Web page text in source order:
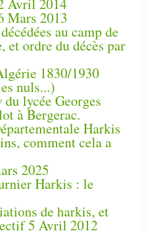
Mars 2013
au camp de
et ordre du décès par
1830/1930
nuls...)
lycée Georges
à Bergerac.
Harkis
comment cela a
2025
Harkis : le
de harkis, et
5 Avril 2012